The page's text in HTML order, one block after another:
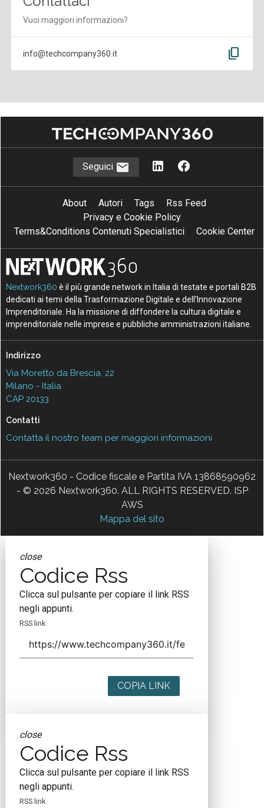
Vuoi maggiori informazioni?
info@techcompany360.it content_copy
Seguici
About Autori Tags
Rss Feed
Privacy e Cookie Policy
Terms&Conditions Contenuti Specialistici
Cookie Center
Nextwork360 è il più grande network in Italia di testate e portali B2B
dedicati ai temi della Trasformazione Digitale e dell’Innovazione
Imprenditoriale. Ha la missione di diffondere la cultura digitale e
imprenditoriale nelle imprese e pubbliche amministrazioni italiane.
Indirizzo
Via Moretto da Brescia, 22
Milano - Italia
CAP 20133
Contatti
Contatta il nostro team per maggiori informazioni
Nextwork360 - Codice fiscale e Partita IVA 13868590962
- © 2026 Nextwork360. ALL RIGHTS RESERVED. ISP
AWS
Mappa del sito
close
Codice Rss
Clicca sul pulsante per copiare il link RSS
negli appunti.
RSS link
COPIA LINK
close
Codice Rss
Clicca sul pulsante per copiare il link RSS
negli appunti.
RSS link